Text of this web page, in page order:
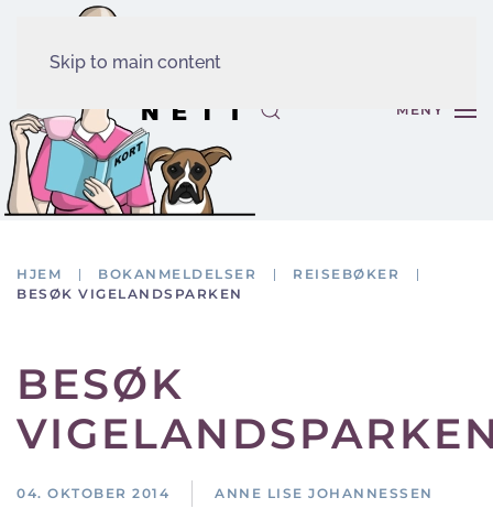
Skip to main content
MENY
HJEM BOKANMELDELSER
REISEBØKER
BESØK VIGELANDSPARKEN
BESØK
04. OKTOBER 2014 ANNE LISE JOHANNESSEN